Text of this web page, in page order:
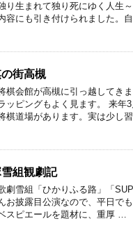
り生まれて独り死にゆく人生
容にも引き付けられました。
街高槻
棋会館が高槻に引っ越してき
ッピングもよく見ます。 来年
棋道場があります。実は少し
組観劇記
劇雪組「ひかりふる路」「
お披露目公演なので、平日で
スピエールを題材に、重厚 …